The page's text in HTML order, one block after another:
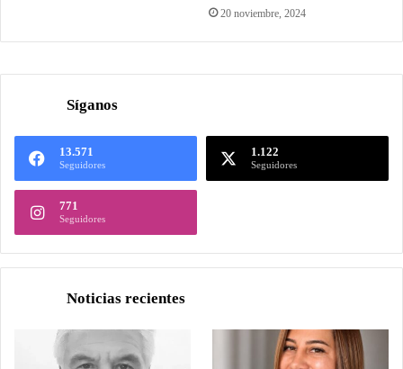
20 noviembre, 2024
Síganos
13.571
Seguidores
1.122
Seguidores
771
Seguidores
Noticias recientes